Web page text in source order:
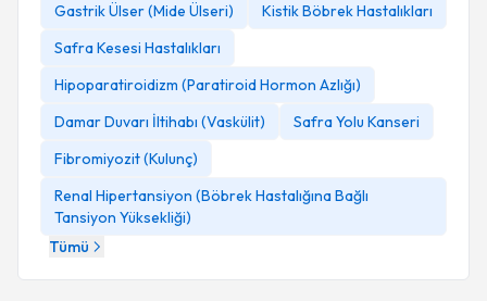
Gastrik Ülser (Mide Ülseri)
Kistik Böbrek Hastalıkları
Safra Kesesi Hastalıkları
Hipoparatiroidizm (Paratiroid Hormon Azlığı)
Damar Duvarı İltihabı (Vaskülit)
Safra Yolu Kanseri
Fibromiyozit (Kulunç)
Renal Hipertansiyon (Böbrek Hastalığına Bağlı
Tansiyon Yüksekliği)
Tümü